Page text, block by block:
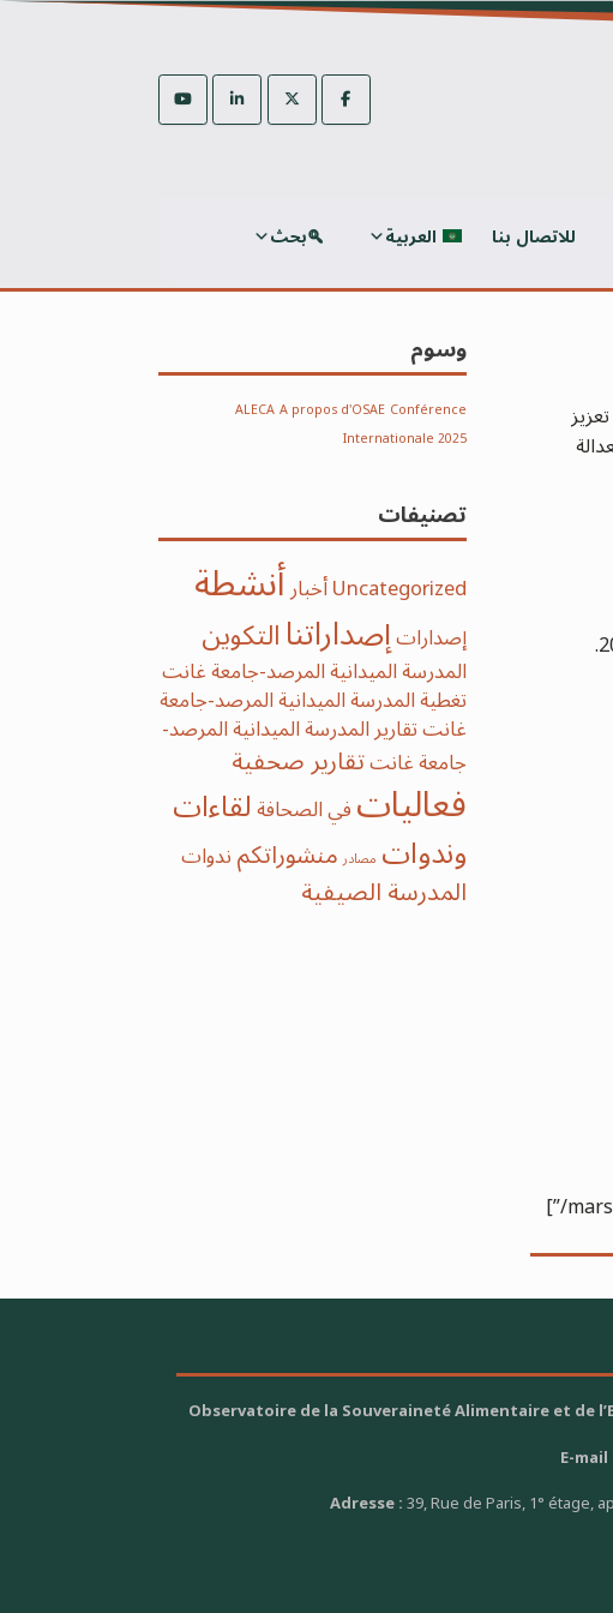
للاتصال بنا العربية بحث
وسوم
ALECAA propos d'OSAE Conférence
Internationale 2025
تصنيفات
Uncategorizedأخبارأنشطة
إصداراتإصداراتناالتكوين
المدرسة الميدانية المرصد-جامعة غانت
تغطية المدرسة الميدانية المرصد-جامعة
غانتتقارير المدرسة الميدانية المرصد-
جامعة غانتتقارير صحفية
فعالياتفي الصحافةلقاءات
وندوات مصادر منشوراتكمندوات
‫‫المدرسة‬ الصيفية‬
Observatoire de la Souveraineté Alimentaire et de
E-mail
Adresse :39, Rue de Paris, 1° étage,